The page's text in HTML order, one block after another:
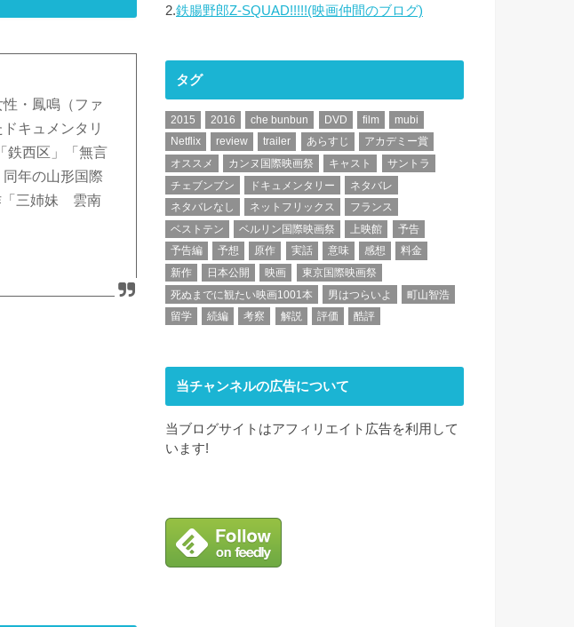
・鳳鳴（ファ
キュメンタリ
鉄西区」「無言
年の山形国際
「三姉妹 雲南
2.鉄腸野郎Z-SQUAD!!!!!(映画仲間のブログ)
タグ
2015 2016 che bunbun DVD film
mubi
Netflix
review trailer あらすじ
アカデミー賞
オススメ
カンヌ国際映画祭 キャスト
サントラ
チェブンブン
ドキュメンタリー
ネタバレ
ネタバレなし
ネットフリックス
フランス
ベストテン
ベルリン国際映画祭 上映館
予告
予告編
予想 原作 実話 意味 感想
料金
新作
日本公開 映画
東京国際映画祭
死ぬまでに観たい映画1001本
男はつらいよ
町山智浩
留学
続編 考察 解説 評価 酷評
当チャンネルの広告について
当ブログサイトはアフィリエイト広告を利用して
います!